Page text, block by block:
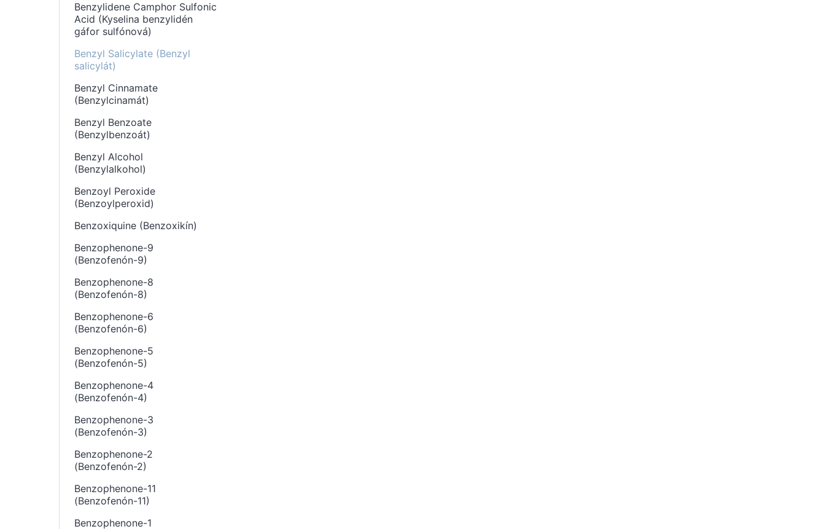
Benzylidene Camphor Sulfonic
Acid (Kyselina benzylidén
gáfor sulfónová)
Benzyl Salicylate (Benzyl
salicylát)
Benzyl Cinnamate
(Benzylcinamát)
Benzyl Benzoate
(Benzylbenzoát)
Benzyl Alcohol
(Benzylalkohol)
Benzoyl Peroxide
(Benzoylperoxid)
Benzoxiquine (Benzoxikín)
Benzophenone-9
(Benzofenón-9)
Benzophenone-8
(Benzofenón-8)
Benzophenone-6
(Benzofenón-6)
Benzophenone-5
(Benzofenón-5)
Benzophenone-4
(Benzofenón-4)
Benzophenone-3
(Benzofenón-3)
Benzophenone-2
(Benzofenón-2)
Benzophenone-11
(Benzofenón-11)
Benzophenone-1